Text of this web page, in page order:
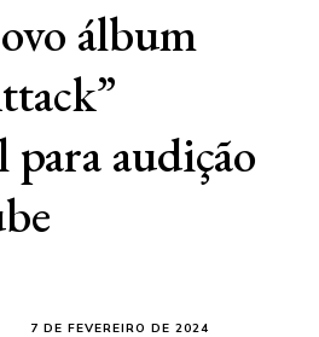
álbum
audição
7 DE FEVEREIRO DE 2024